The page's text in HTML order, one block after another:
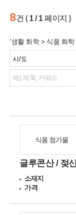
8건 ( 1 / 1페이지 )
'생활 화학 > 식품 화
식품 첨가물
글루콘산 / 젖
소재지
가격